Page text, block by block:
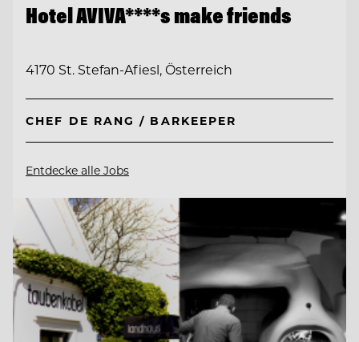
Hotel AVIVA****s make friends
4170 St. Stefan-Afiesl, Österreich
CHEF DE RANG / BARKEEPER
Entdecke alle Jobs